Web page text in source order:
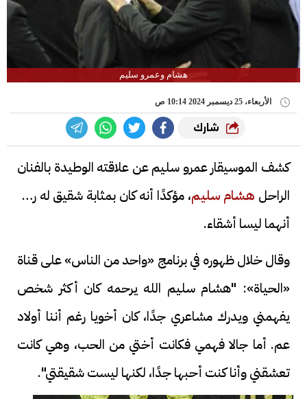
هشام وعمرو سليم
الأربعاء، 25 ديسمبر 2024 10:14 ص
شارك
كشف الموسيقار عمرو سليم عن علاقته الوطيدة بالفنان
الراحل هشام سليم، مؤكدًا أنه كان بمثابة شقيق له رغم
أنهما ليسا أشقاء.
وقال خلال ظهوره في برنامج «واحد من الناس» على قناة
«الحياة»: "هشام سليم الله يرحمه كان أكثر شخص
يفهمني ويدرك مشاعري جدًا، كان أخويا رغم أننا أولاد
عم. أما جالا فهمي فكانت أختي من الحب، وهي كانت
تعشقني وأنا كنت أحبها جدًا، لكنها ليست شقيقتي".